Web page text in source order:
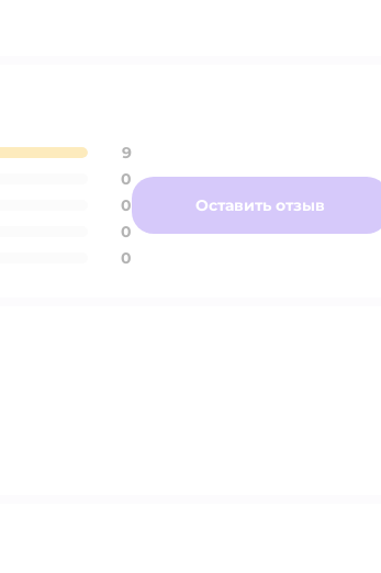
9
0
0
0
0
Оставить отзыв